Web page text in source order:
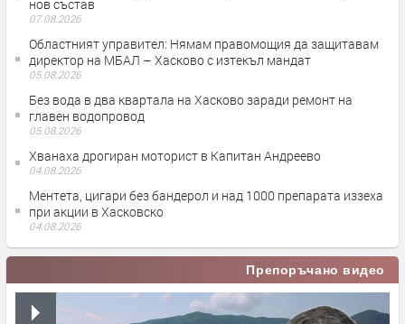
нов състав
07.08.2026
Областният управител: Нямам правомощия да защитавам
директор на МБАЛ – Хасково с изтекъл мандат
05.08.2026
Без вода в два квартала на Хасково заради ремонт на
главен водопровод
05.08.2026
Хванаха дрогиран моторист в Капитан Андреево
04.08.2026
Ментета, цигари без бандерол и над 1000 препарата иззеха
при акции в Хасковско
04.08.2026
Препоръчано видео